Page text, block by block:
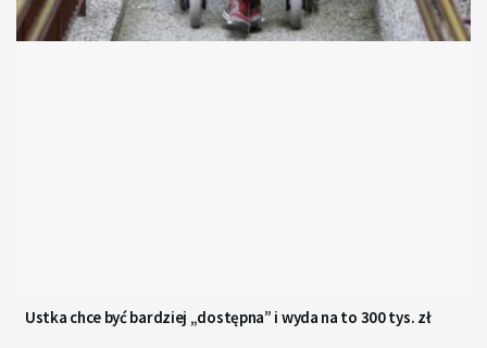
Ustka chce być bardziej „dostępna” i wyda na to 300 tys. zł